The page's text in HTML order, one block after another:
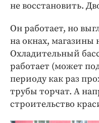
не восстановить.
Он работает, но
на окнах, магазины
Охладительный
работает (может
периоду как раз
трубы торчат. А
строительство